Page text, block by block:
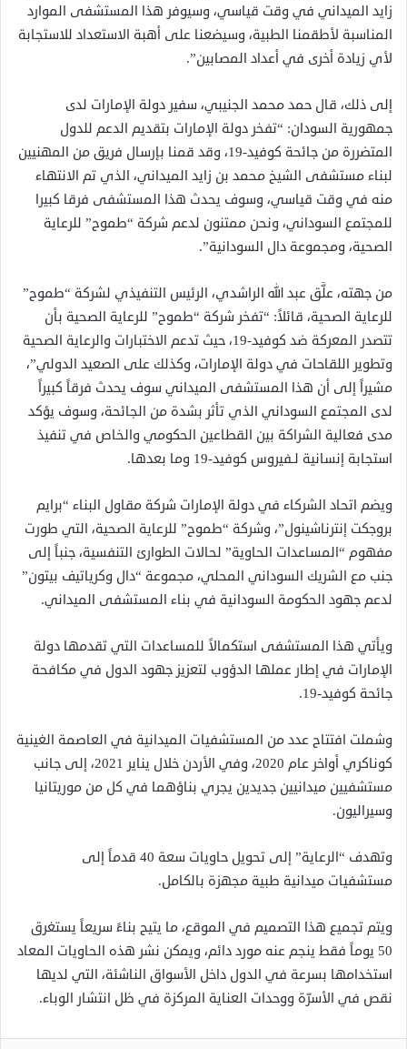
زايد الميداني في وقت قياسي، وسيوفر هذا المستشفى الموارد
المناسبة لأطقمنا الطبية، وسيضعنا على أهبة الاستعداد للاستجابة
لأي زيادة أخرى في أعداد المصابين”.
إلى ذلك، قال حمد محمد الجنيبي، سفير دولة الإمارات لدى
جمهورية السودان: “تفخر دولة الإمارات بتقديم الدعم للدول
المتضررة من جائحة كوفيد-19، وقد قمنا بإرسال فريق من المهنيين
لبناء مستشفى الشيخ محمد بن زايد الميداني، الذي تم الانتهاء
منه في وقت قياسي، وسوف يحدث هذا المستشفى فرقا كبيرا
للمجتمع السوداني، ونحن ممتنون لدعم شركة “طموح” للرعاية
الصحية، ومجموعة دال السودانية”.
من جهته، علَّق عبد الله الراشدي، الرئيس التنفيذي لشركة “طموح”
للرعاية الصحية، قائلاً: “تفخر شركة “طموح” للرعاية الصحية بأن
تتصدر المعركة ضد كوفيد-19، حيث تدعم الاختبارات والرعاية الصحية
وتطوير اللقاحات في دولة الإمارات، وكذلك على الصعيد الدولي”،
مشيراً إلى أن هذا المستشفى الميداني سوف يحدث فرقاً كبيراً
لدى المجتمع السوداني الذي تأثر بشدة من الجائحة، وسوف يؤكد
مدى فعالية الشراكة بين القطاعين الحكومي والخاص في تنفيذ
استجابة إنسانية لـفيروس كوفيد-19 وما بعدها.
ويضم اتحاد الشركاء في دولة الإمارات شركة مقاول البناء “برايم
بروجكت إنترناشينول”، وشركة “طموح” للرعاية الصحية، التي طورت
مفهوم “المساعدات الحاوية” لحالات الطوارئ التنفسية، جنباً إلى
جنب مع الشريك السوداني المحلي، مجموعة “دال وكرياتيف بيتون”
لدعم جهود الحكومة السودانية في بناء المستشفى الميداني.
ويأتي هذا المستشفى استكمالاً للمساعدات التي تقدمها دولة
الإمارات في إطار عملها الدؤوب لتعزيز جهود الدول في مكافحة
جائحة كوفيد-19.
وشملت افتتاح عدد من المستشفيات الميدانية في العاصمة الغينية
كوناكري أواخر عام 2020، وفي الأردن خلال يناير 2021، إلى جانب
مستشفيين ميدانيين جديدين يجري بناؤهما في كل من موريتانيا
وسيراليون.
وتهدف “الرعاية” إلى تحويل حاويات سعة 40 قدماً إلى
مستشفيات ميدانية طبية مجهزة بالكامل.
ويتم تجميع هذا التصميم في الموقع، ما يتيح بناءً سريعاً يستغرق
50 يوماً فقط ينجم عنه مورد دائم، ويمكن نشر هذه الحاويات المعاد
استخدامها بسرعة في الدول داخل الأسواق الناشئة، التي لديها
نقص في الأسرّة ووحدات العناية المركزة في ظل انتشار الوباء.